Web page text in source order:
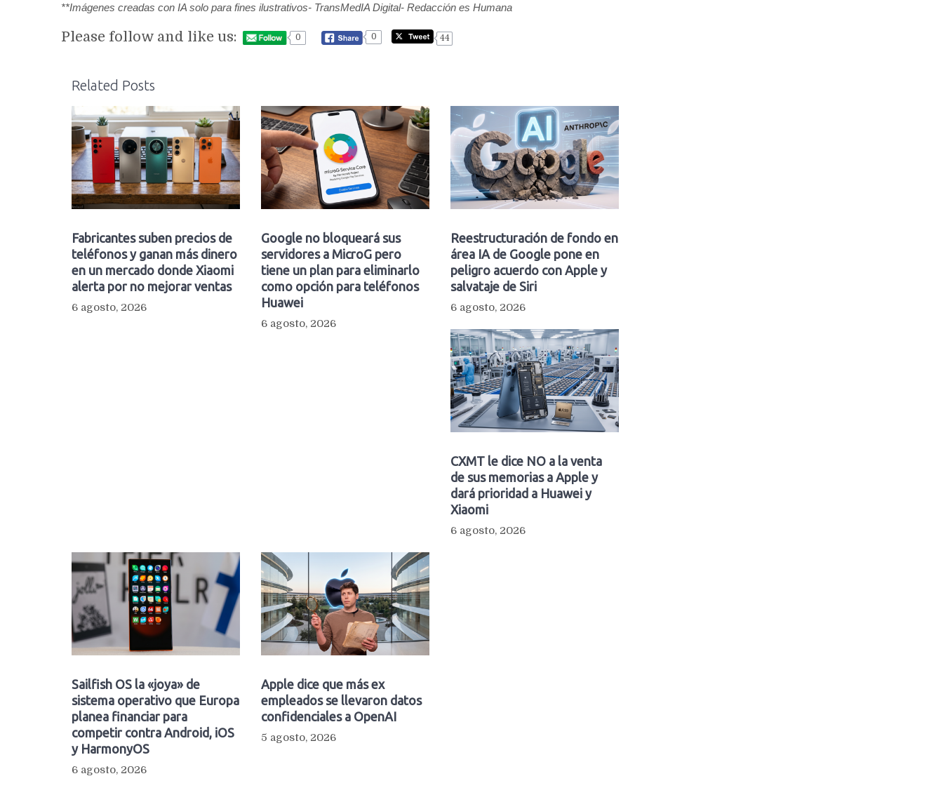
**Imágenes creadas con IA solo para fines ilustrativos- TransMedIA Digital- Redacción es Humana
Please follow and like us: 0 0 44
Related Posts
Fabricantes suben precios de
teléfonos y ganan más dinero
en un mercado donde Xiaomi
alerta por no mejorar ventas
6 agosto, 2026
Google no bloqueará sus
servidores a MicroG pero
tiene un plan para eliminarlo
como opción para teléfonos
Huawei
6 agosto, 2026
Reestructuración de fondo en
área IA de Google pone en
peligro acuerdo con Apple y
salvataje de Siri
6 agosto, 2026
CXMT le dice NO a la venta
de sus memorias a Apple y
dará prioridad a Huawei y
Xiaomi
6 agosto, 2026
Sailfish OS la «joya» de
sistema operativo que Europa
planea financiar para
competir contra Android, iOS
y HarmonyOS
6 agosto, 2026
Apple dice que más ex
empleados se llevaron datos
confidenciales a OpenAI
5 agosto, 2026